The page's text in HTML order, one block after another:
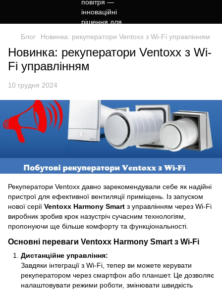
Блог Новинка: рекуператори Ventoxx з Wi-Fi управлінням
Новинка: рекуператори Ventoxx з Wi-
Fi управлінням
10 грудня 2024
Рекуператори Ventoxx давно зарекомендували себе як надійні
пристрої для ефективної вентиляції приміщень. Із запуском
нової серії Ventoxx Harmony Smart з управлінням через Wi-Fi
виробник зробив крок назустріч сучасним технологіям,
пропонуючи ще більше комфорту та функціональності.
Основні переваги Ventoxx Harmony Smart з Wi-Fi
Дистанційне управління:
Завдяки інтеграції з Wi-Fi, тепер ви можете керувати
рекуператором через смартфон або планшет. Це дозволяє
налаштовувати режими роботи, змінювати швидкість